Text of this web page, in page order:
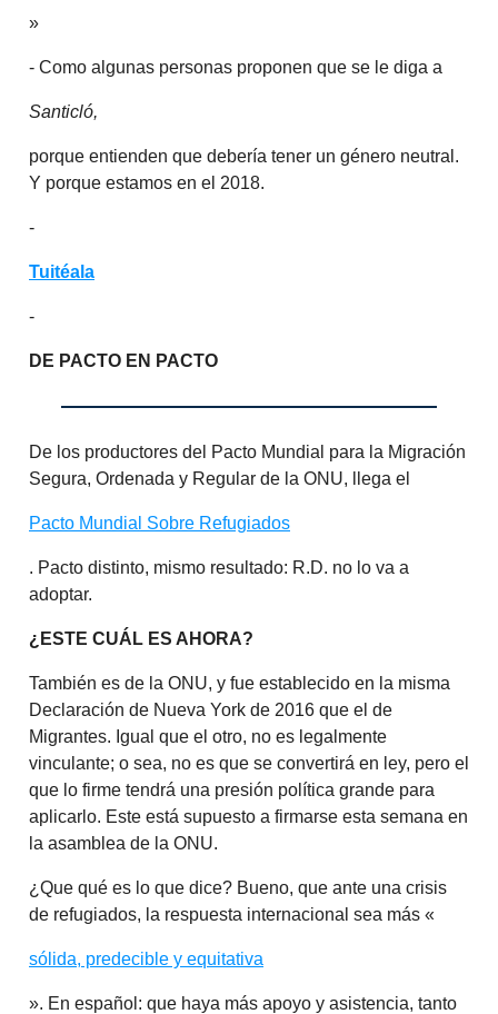
»
- Como algunas personas proponen que se le diga a
Santicló,
porque entienden que debería tener un género neutral.
Y porque estamos en el 2018.
-
Tuitéala
-
DE PACTO EN PACTO
De los productores del Pacto Mundial para la Migración
Segura, Ordenada y Regular de la ONU, llega el
Pacto Mundial Sobre Refugiados
. Pacto distinto, mismo resultado: R.D. no lo va a
adoptar.
¿ESTE CUÁL ES AHORA?
También es de la ONU, y fue establecido en la misma
Declaración de Nueva York de 2016 que el de
Migrantes. Igual que el otro, no es legalmente
vinculante; o sea, no es que se convertirá en ley, pero el
que lo firme tendrá una presión política grande para
aplicarlo. Este está supuesto a firmarse esta semana en
la asamblea de la ONU.
¿Que qué es lo que dice? Bueno, que ante una crisis
de refugiados, la respuesta internacional sea más «
sólida, predecible y equitativa
». En español: que haya más apoyo y asistencia, tanto